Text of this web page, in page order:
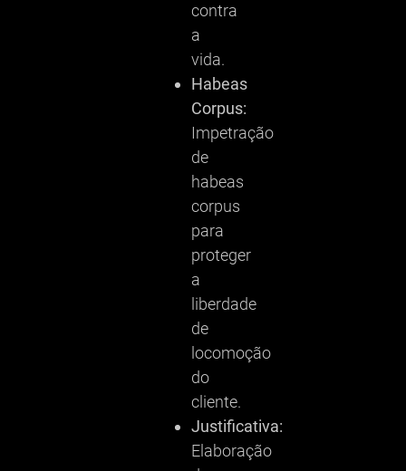
contra
a
vida.
Habeas
Corpus:
Impetração
de
habeas
corpus
para
proteger
a
liberdade
de
locomoção
do
cliente.
Justificativa:
Elaboração